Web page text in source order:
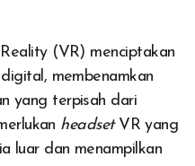
(VR) menciptakan
membenamkan
yang terpisah dari
headsetVR yang
luar dan menampilkan